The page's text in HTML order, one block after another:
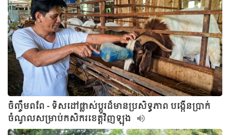
ចិញ្ចឹមពពែ - ទិសដៅផ្លាស់ប្តូរដ៏មានប្រសិទ្ធភាព បង្កើនប្រាក់
ចំណូលសម្រាប់កសិករខេត្តវិញឡុង